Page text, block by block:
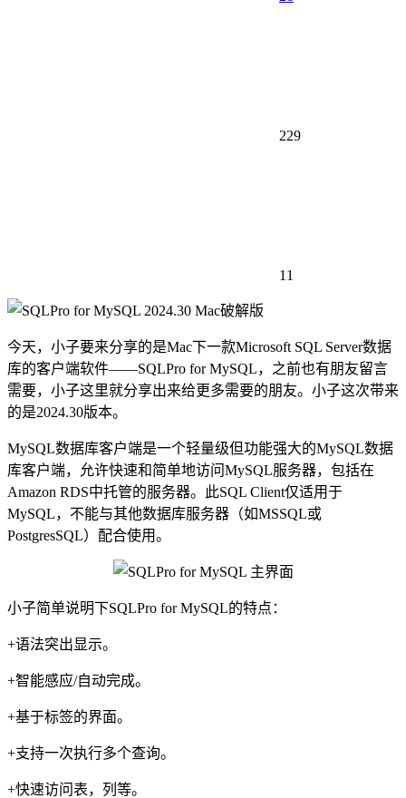
229
11
今天，小子要来分享的是Mac下一款Microsoft SQL Server数据
库的客户端软件——SQLPro for MySQL，之前也有朋友留言
需要，小子这里就分享出来给更多需要的朋友。小子这次带来
的是2024.30版本。
MySQL数据库客户端是一个轻量级但功能强大的MySQL数据
库客户端，允许快速和简单地访问MySQL服务器，包括在
Amazon RDS中托管的服务器。此SQL Client仅适用于
MySQL，不能与其他数据库服务器（如MSSQL或
PostgresSQL）配合使用。
小子简单说明下SQLPro for MySQL的特点：
+语法突出显示。
+智能感应/自动完成。
+基于标签的界面。
+支持一次执行多个查询。
+快速访问表，列等。